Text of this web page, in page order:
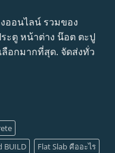
ออนไลน์ รวมของ
ะตู หน้าต่าง น๊อต ตะปู
อกมากที่สุด. จัดส่งทั่ว
BUILD
Flat Slab คืออะไร